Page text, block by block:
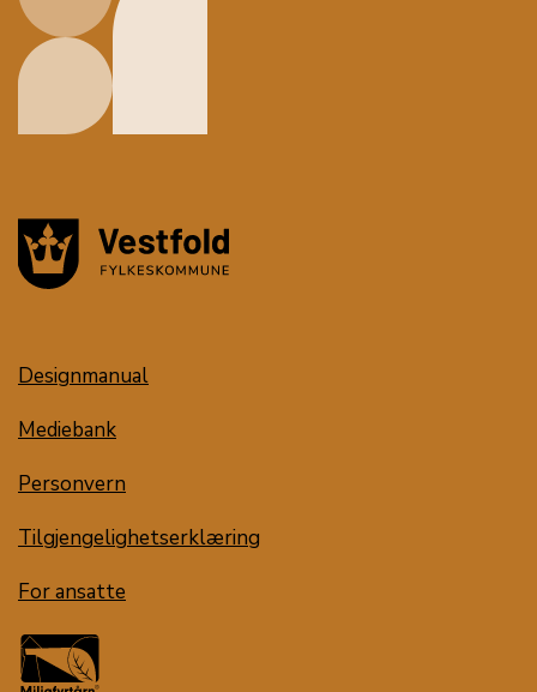
Designmanual
Mediebank
Personvern
Tilgjengelighetserklæring
For ansatte